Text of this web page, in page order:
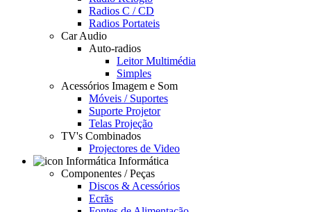
Radios C / CD
Radios Portateis
Car Audio
Auto-radios
Leitor Multimédia
Simples
Acessórios Imagem e Som
Móveis / Suportes
Suporte Projetor
Telas Projeção
TV's Combinados
Projectores de Video
Informática
Componentes / Peças
Discos & Acessórios
Ecrãs